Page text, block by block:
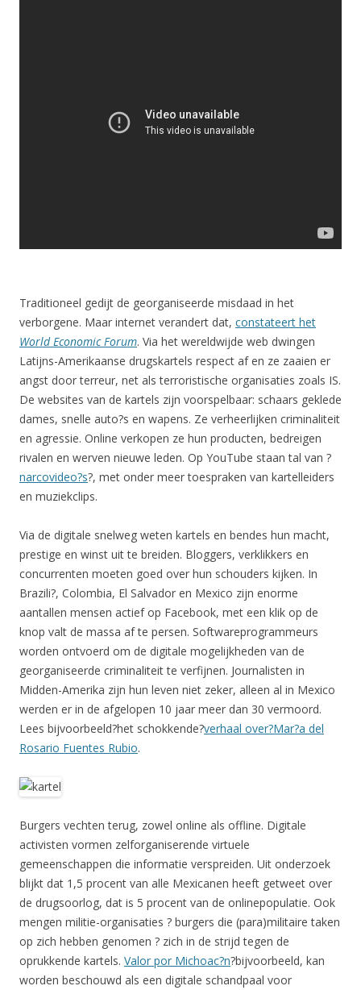
Traditioneel gedijt de georganiseerde misdaad in het
verborgene. Maar internet verandert dat, constateert het
World Economic Forum. Via het wereldwijde web dwingen
Latijns-Amerikaanse drugskartels respect af en ze zaaien er
angst door terreur, net als terroristische organisaties zoals IS.
De websites van de kartels zijn voorspelbaar: schaars geklede
dames, snelle auto?s en wapens. Ze verheerlijken criminaliteit
en agressie. Online verkopen ze hun producten, bedreigen
rivalen en werven nieuwe leden. Op YouTube staan tal van ?
narcovideo?s?, met onder meer toespraken van kartelleiders
en muziekclips.
Via de digitale snelweg weten kartels en bendes hun macht,
prestige en winst uit te breiden. Bloggers, verklikkers en
concurrenten moeten goed over hun schouders kijken. In
Brazili?, Colombia, El Salvador en Mexico zijn enorme
aantallen mensen actief op Facebook, met een klik op de
knop valt de massa af te persen. Softwareprogrammeurs
worden ontvoerd om de digitale mogelijkheden van de
georganiseerde criminaliteit te verfijnen. Journalisten in
Midden-Amerika zijn hun leven niet zeker, alleen al in Mexico
werden er in de afgelopen 10 jaar meer dan 30 vermoord.
Lees bijvoorbeeld?het schokkende?verhaal over?Mar?a del
Rosario Fuentes Rubio.
Burgers vechten terug, zowel online als offline. Digitale
activisten vormen zelforganiserende virtuele
gemeenschappen die informatie verspreiden. Uit onderzoek
blijkt dat 1,5 procent van alle Mexicanen heeft getweet over
de drugsoorlog, dat is 5 procent van de onlinepopulatie. Ook
mengen militie-organisaties ? burgers die (para)militaire taken
op zich hebben genomen ? zich in de strijd tegen de
oprukkende kartels. Valor por Michoac?n?bijvoorbeeld, kan
worden beschouwd als een digitale schandpaal voor